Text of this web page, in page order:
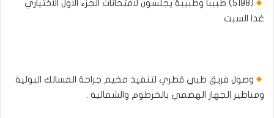
(5198) طبيباً وطبيبة يجلسون لامتحانات الجزء الأول الاختياري
غدا السبت
وصول فريق طبي قطري لتنفيذ مخيم جراحة المسالك البولية
ومناظير الجهاز الهضمي بالخرطوم والشمالية .